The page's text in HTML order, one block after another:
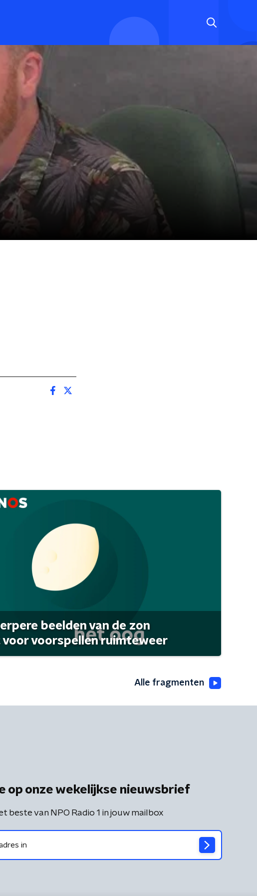
beelden van de zon
voorspellen ruimteweer
Alle fragmenten
op onze wekelijkse nieuwsbrief
beste van NPO Radio 1 in jouw mailbox